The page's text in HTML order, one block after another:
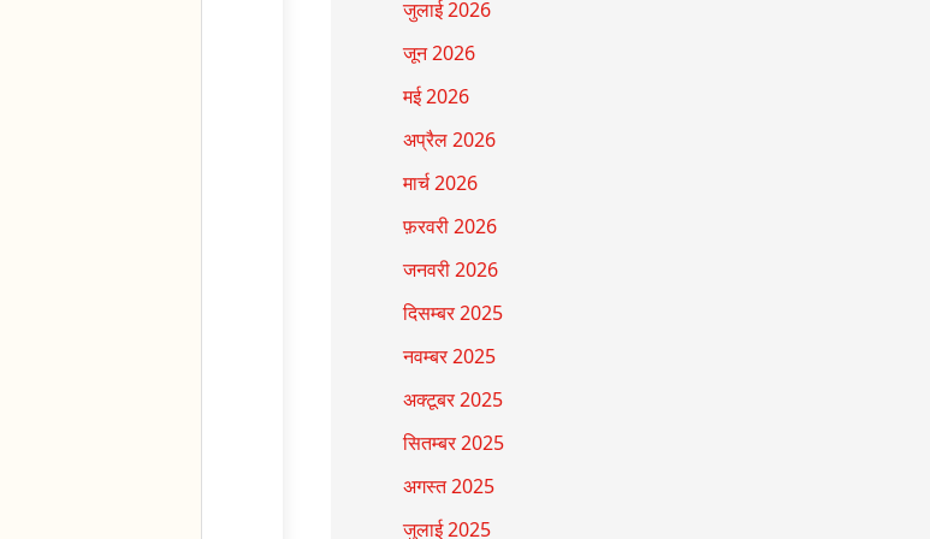
जुलाई 2026
जून 2026
मई 2026
अप्रैल 2026
मार्च 2026
फ़रवरी 2026
जनवरी 2026
दिसम्बर 2025
नवम्बर 2025
अक्टूबर 2025
सितम्बर 2025
अगस्त 2025
जुलाई 2025